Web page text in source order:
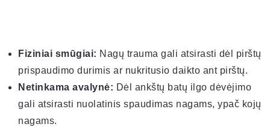
Fiziniai smūgiai: Nagų trauma gali atsirasti dėl pirštų
prispaudimo durimis ar nukritusio daikto ant pirštų.
Netinkama avalynė: Dėl ankštų batų ilgo dėvėjimo
gali atsirasti nuolatinis spaudimas nagams, ypač kojų
nagams.